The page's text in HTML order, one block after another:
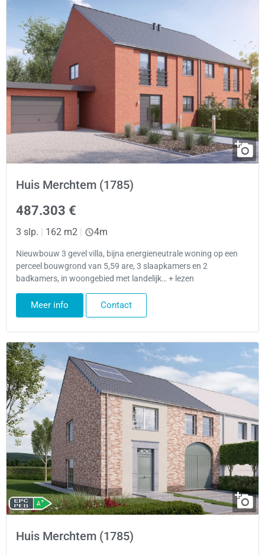
Huis Merchtem (1785)
487.303 €
3 slp. | 162 m2 | 4m
Nieuwbouw 3 gevel villa, bijna energieneutrale woning op een
perceel bouwgrond van 5,59 are, 3 slaapkamers en 2
badkamers, in woongebied met landelijk… + lezen
Meer info Contact
Huis Merchtem (1785)